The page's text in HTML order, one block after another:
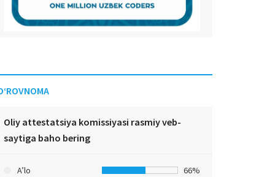
Oliy attestatsiya komissiyasi rasmiy veb-
saytiga baho bering
A’lo 66%